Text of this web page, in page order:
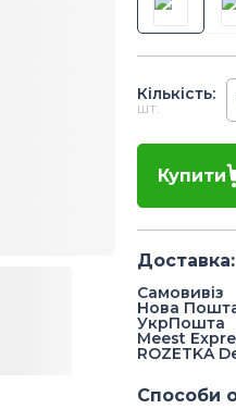
Кiлькiсть:
шт.
Купити
Доставка:
Самовивіз
Нова
УкрПошта
Meest
ROZETKA
Способи